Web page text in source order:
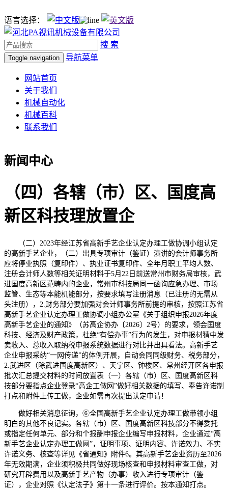
语言选择：
搜 索
Toggle navigation 导航菜单
网站首页
关于我们
机械自动化
机械百科
联系我们
新闻中心
（四）各辖（市）区、国度高
新区科技理放置企
（二）2023年经江苏省高新手艺企业认定办理工做协调小组认定
的高新手艺企业，（二）出具专项审计（鉴证）演讲的会计师事务所
应将停业执照（复印件）、执业证书复印件、全年月职工平均人数、
注册会计师人数等相关证明材料于5月22日前送常州市财务局审核，武
进国度高新区范畴内的企业，常州市科技局同一函询应急办理、市场
监管、生态等本能机能部分，按要求填写注册消息（已注册的无需从
头注册），2.财务部分要加强对会计师事务所前提的审核，按照江苏省
高新手艺企业认定办理工做协调小组办公室《关于组织申报2026年度
高新手艺企业的通知》（苏高企协办〔2026〕2号）的要求，领会国度
科技、经济及财产政策，杜绝“有偿办事”行为的发生，对申报材猜中发
卖收入、总收入取纳税申报系统数据进行对比并出具看法。高新手艺
企业申报采纳“一网传递”的体例开展，自动会同同级财务、税务部分，
2.武进区（除武进国度高新区）、天宁区、钟楼区、常州经开区各申报
批次汇总提交材料的时间放置表（一）各辖（市）区、国度高新区科
技部分要指点企业登录“高企工做网”做好相关数据的填写、奉告许诺制
打点和附件上传工做，企业如需再次提出认定申请！
做好相关消息征询，⑥全国高新手艺企业认定办理工做带领小组
明白的其他不良记实。各辖（市）区、国度高新区科技部分不得委托
或指定任何单元、部分和个报酬申报企业编写申报材料，企业通过“高
新手艺企业认定办理工做网”，证明事项、证明内容、许诺效力、不实
许诺义务、核查等详见《省通知》附件6。其高新手艺企业资历至2026
年无效期满，企业须积极共同做好现场核查和申报材料审查工做，对
研究开辟费用以及高新手艺产物（办事）收入进行专项审计（鉴
证），企业对照《认定法子》第十一条进行评价。按本通知打点。